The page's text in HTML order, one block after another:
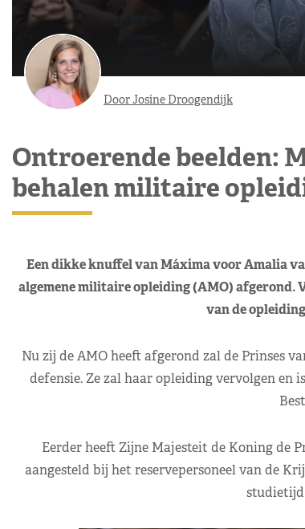
Door Josine Droogendijk
Ontroerende beelden:
behalen militaire
Een dikke knuffel van Máxima voor Amalia
algemene militaire opleiding (AMO) afgerond.
van de
Nu zij de AMO heeft afgerond zal de Prinses
defensie. Ze zal haar opleiding vervolgen en
Eerder heeft Zijne Majesteit de Koning de
aangesteld bij het reservepersoneel van de